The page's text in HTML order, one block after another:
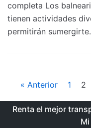
completa Los
tienen actividades
permitirán
« Anterior 1 2
Renta el mejor